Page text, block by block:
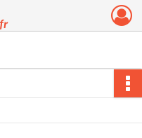
d'Alès